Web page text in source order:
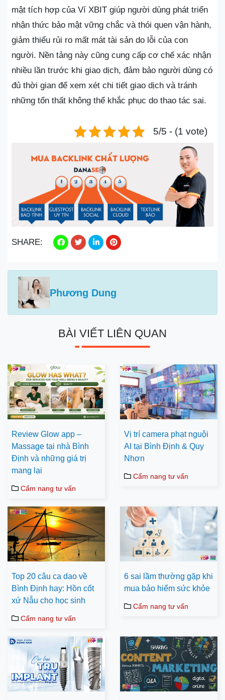
mật tích hợp của Ví XBIT giúp người dùng phát triển
nhận thức bảo mật vững chắc và thói quen vận hành,
giảm thiểu rủi ro mất mát tài sản do lỗi của con
người. Nền tảng này cũng cung cấp cơ chế xác nhận
nhiều lần trước khi giao dịch, đảm bảo người dùng có
đủ thời gian để xem xét chi tiết giao dịch và tránh
những tổn thất không thể khắc phục do thao tác sai.
5/5 - (1 vote)
SHARE:
Phương Dung
BÀI VIẾT LIÊN QUAN
Review Glow app –
Massage tại nhà Bình
Định và những giá trị
mang lại
Cẩm nang tư vấn
Vị trí camera phạt nguội
AI tại Bình Định & Quy
Nhơn
Cẩm nang tư vấn
Top 20 câu ca dao về
Bình Định hay: Hồn cốt
xứ Nẫu cho học sinh
Cẩm nang tư vấn
6 sai lầm thường gặp khi
mua bảo hiểm sức khỏe
Cẩm nang tư vấn